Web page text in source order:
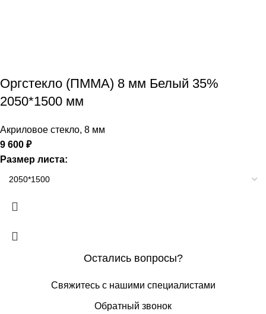
Оргстекло (ПММА) 8 мм Белый 35%
2050*1500 мм
Акриловое стекло, 8 мм
9 600 ₽
Размер листа:
Остались вопросы?
Свяжитесь с нашими специалистами
Обратный звонок